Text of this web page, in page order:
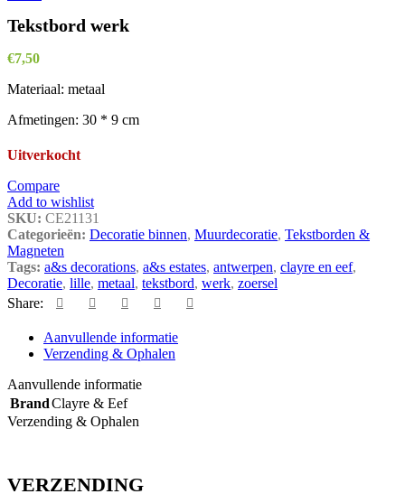
Tekstbord werk
€7,50
Materiaal: metaal
Afmetingen: 30 * 9 cm
Uitverkocht
Compare
Add to wishlist
SKU: CE21131
Categorieën: Decoratie binnen, Muurdecoratie, Tekstborden &
Magneten
Tags: a&s decorations, a&s estates, antwerpen, clayre en eef,
Decoratie, lille, metaal, tekstbord, werk, zoersel
Share:
Aanvullende informatie
Verzending & Ophalen
Aanvullende informatie
BrandClayre & Eef
Verzending & Ophalen
VERZENDING